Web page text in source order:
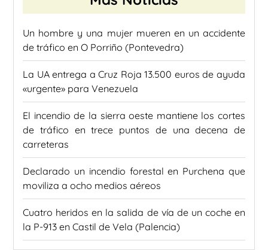
Un hombre y una mujer mueren en un accidente
de tráfico en O Porriño (Pontevedra)
La UA entrega a Cruz Roja 13.500 euros de ayuda
«urgente» para Venezuela
El incendio de la sierra oeste mantiene los cortes
de tráfico en trece puntos de una decena de
carreteras
Declarado un incendio forestal en Purchena que
moviliza a ocho medios aéreos
Cuatro heridos en la salida de vía de un coche en
la P-913 en Castil de Vela (Palencia)